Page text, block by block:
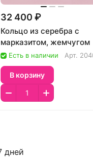
32 400 ₽
Кольцо из серебра с
марказитом, жемчугом
Есть в наличии Арт.
В корзину
дней